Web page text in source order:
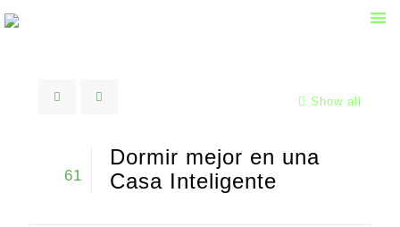
Show all
61
Dormir mejor en una
Casa Inteligente